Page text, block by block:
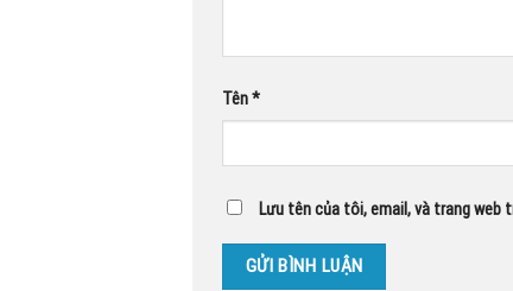
Tên*
Lưu tên của tôi, email, và trang web